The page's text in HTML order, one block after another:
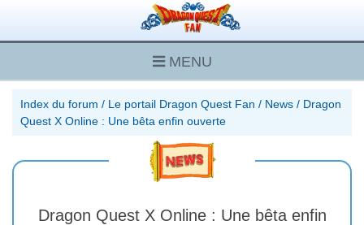
MENU
Index du forum / Le portail Dragon Quest Fan / News / Dragon
Quest X Online : Une bêta enfin ouverte
Dragon Quest X Online : Une bêta enfin